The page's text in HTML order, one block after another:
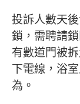
投訴人數天
鎖，需聘請
有數道門被
下電線，浴
為。